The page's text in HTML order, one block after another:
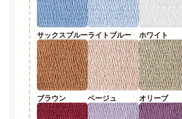
サックスブルーライトブルー ホワイト
ブラウン ベージュ オリーブ